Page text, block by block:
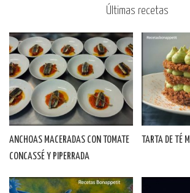
Últimas recetas
ANCHOAS MACERADAS CON TOMATE
CONCASSÉ Y PIPERRADA
TARTA DE TÉ